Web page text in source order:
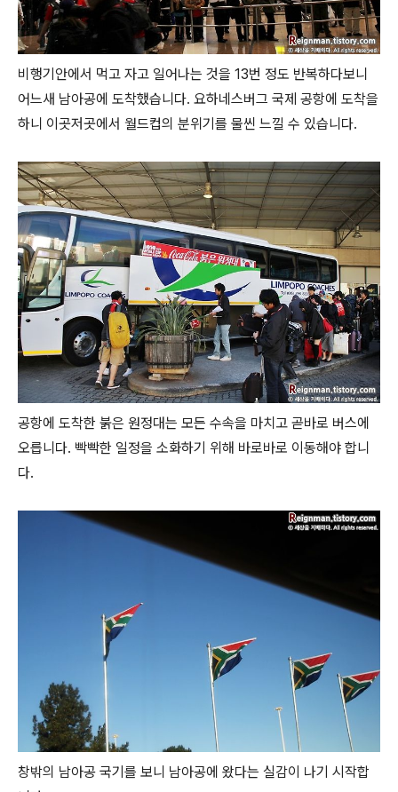
비행기안에서 먹고 자고 일어나는 것을 13번 정도 반복하다보니
어느새 남아공에 도착했습니다. 요하네스버그 국제 공항에 도착을
하니 이곳저곳에서 월드컵의 분위기를 물씬 느낄 수 있습니다.
공항에 도착한 붉은 원정대는 모든 수속을 마치고 곧바로 버스에
오릅니다. 빡빡한 일정을 소화하기 위해 바로바로 이동해야 합니
다.
창밖의 남아공 국기를 보니 남아공에 왔다는 실감이 나기 시작합